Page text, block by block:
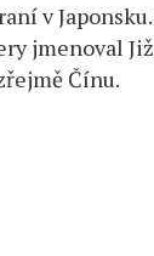
v
jmenoval
Čínu.